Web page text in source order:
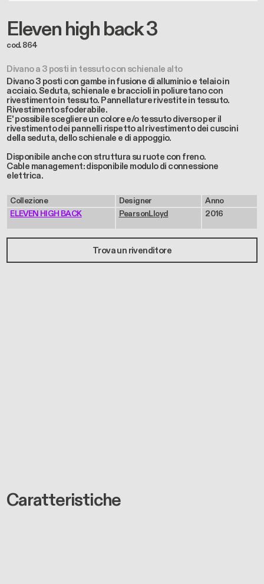
Eleven high back 3
cod. 864
Divano a 3 posti in tessuto con schienale alto
Divano 3 posti con gambe in fusione di alluminio e telaio in
acciaio. Seduta, schienale e braccioli in poliuretano con
rivestimento in tessuto. Pannellature rivestite in tessuto.
Rivestimento sfoderabile.
E' possibile scegliere un colore e/o tessuto diverso per il
rivestimento dei pannelli rispetto al rivestimento dei cuscini
della seduta, dello schienale e di appoggio.
Disponibile anche con struttura su ruote con freno.
Cable management: disponibile modulo di connessione
elettrica.
Collezione
ELEVEN HIGH BACK
Designer
PearsonLloyd
Anno
2016
Trova un rivenditore
Caratteristiche